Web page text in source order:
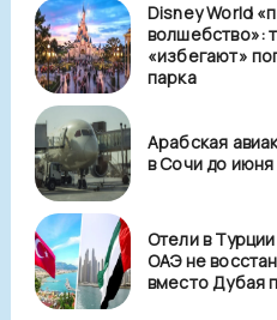
Disney World
волшебство»:
«избегают»
парка
Арабская
в Сочи до июня
Отели в
ОАЭ не
вместо Дубая